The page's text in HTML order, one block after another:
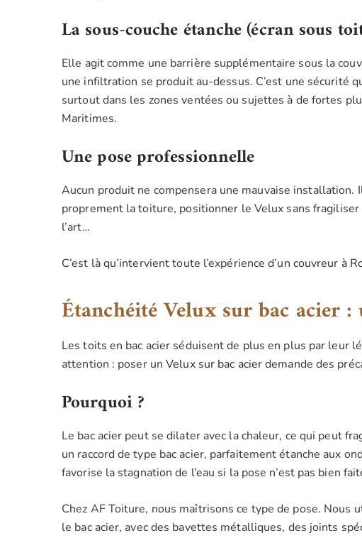
La sous-couche étanche (écran sous
Elle agit comme une barrière supplémentaire sous la
une infiltration se produit au-dessus. C’est une sécurité
surtout dans les zones ventées ou sujettes à de fortes
Maritimes.
Une pose professionnelle
Aucun produit ne compensera une mauvaise
proprement la toiture, positionner le Velux sans
l’art…
C’est là qu’intervient toute l’expérience d’un couvreur à
Étanchéité Velux sur bac acier
Les toits en bac acier séduisent de plus en plus par leur
attention : poser unVelux sur bac acierdemande des
Pourquoi ?
Le bac acier peut se dilater avec la chaleur, ce qui peut
un raccord de type bac acier, parfaitement étanche aux
favorise la stagnation de l’eau si la pose n’est pas bien
Chez AF Toiture, nous maîtrisons ce type de pose. Nous
le bac acier, avec des bavettes métalliques, des joints